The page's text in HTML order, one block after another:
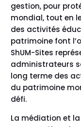
gestion, pour
mondial, tout en
des activités
patrimoine font
ShUM-Sites
administrateurs
long terme des
du patrimoine
défi.
La médiation et